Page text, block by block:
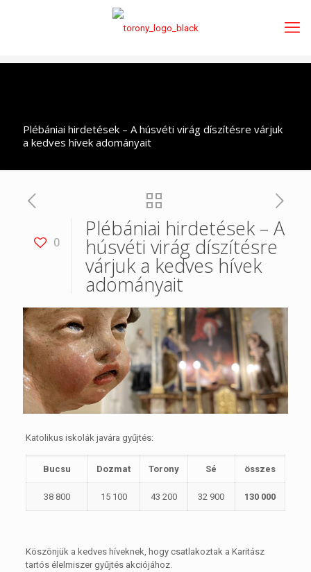
Plébániai hirdetések – A húsvéti virág díszítésre várjuk
a kedves hívek adományait
0
Plébániai hirdetések – A
húsvéti virág díszítésre
várjuk a kedves hívek
adományait
Katolikus iskolák javára gyűjtés:
Bucsu Dozmat Torony Sé összes
38 800 15 100 43 200 32 900 130 000
Köszönjük a kedves híveknek, hogy csatlakoztak a Karitász
tartós élelmiszer gyűjtés akciójához.